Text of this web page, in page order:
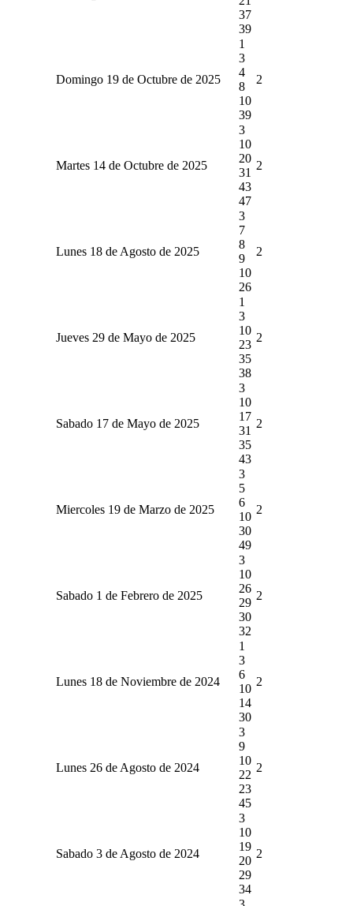
37
39
Domingo 19 de Octubre de 2025
1
3
4
8
10
39
2
Martes 14 de Octubre de 2025
3
10
20
31
43
47
2
Lunes 18 de Agosto de 2025
3
7
8
9
10
26
2
Jueves 29 de Mayo de 2025
1
3
10
23
35
38
2
Sabado 17 de Mayo de 2025
3
10
17
31
35
43
2
Miercoles 19 de Marzo de 2025
3
5
6
10
30
49
2
Sabado 1 de Febrero de 2025
3
10
26
29
30
32
2
Lunes 18 de Noviembre de 2024
1
3
6
10
14
30
2
Lunes 26 de Agosto de 2024
3
9
10
22
23
45
2
Sabado 3 de Agosto de 2024
3
10
19
20
29
34
2